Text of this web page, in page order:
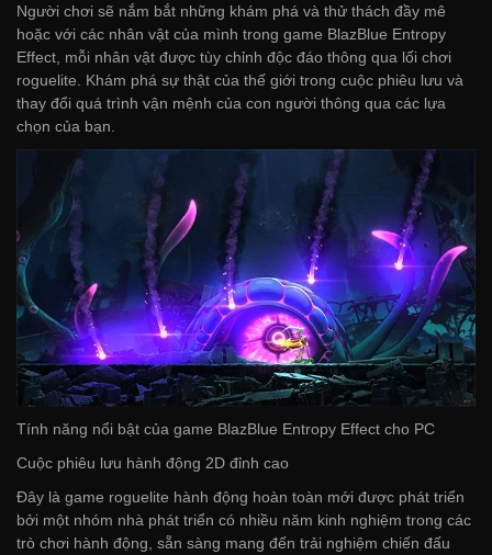
Người chơi sẽ nắm bắt những khám phá và thử thách đầy mê
hoặc với các nhân vật của mình trong game BlazBlue Entropy
Effect, mỗi nhân vật được tùy chỉnh độc đáo thông qua lối chơi
roguelite. Khám phá sự thật của thế giới trong cuộc phiêu lưu và
thay đổi quá trình vận mệnh của con người thông qua các lựa
chọn của bạn.
Tính năng nổi bật của game BlazBlue Entropy Effect cho PC
Cuộc phiêu lưu hành động 2D đỉnh cao
Đây là game roguelite hành động hoàn toàn mới được phát triển
bởi một nhóm nhà phát triển có nhiều năm kinh nghiệm trong các
trò chơi hành động, sẵn sàng mang đến trải nghiệm chiến đấu